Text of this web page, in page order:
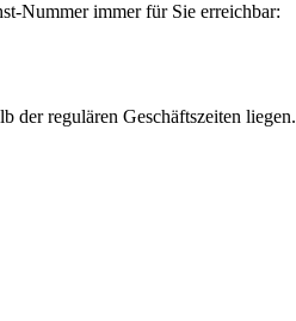
Nummer immer für Sie erreichbar:
der regulären Geschäftszeiten liegen.